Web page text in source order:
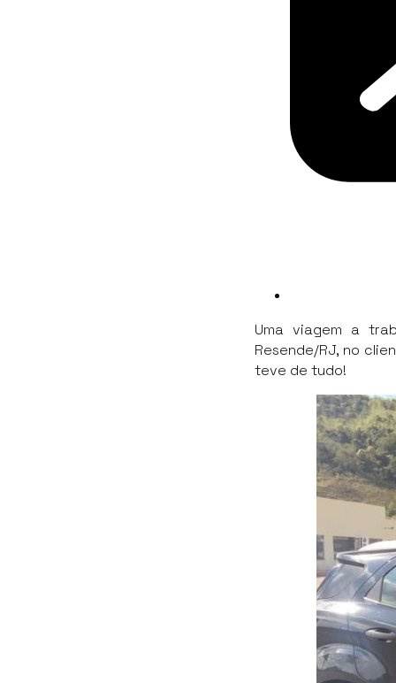
Uma viagem a
Resende/RJ, no
teve de tudo!